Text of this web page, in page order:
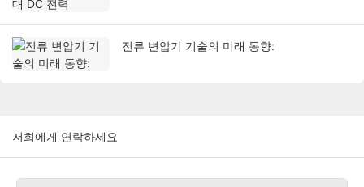
전류 변압기 기술의 미래 동향:
저희에게 연락하세요